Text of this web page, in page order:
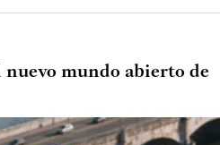
nuevo mundo abierto de